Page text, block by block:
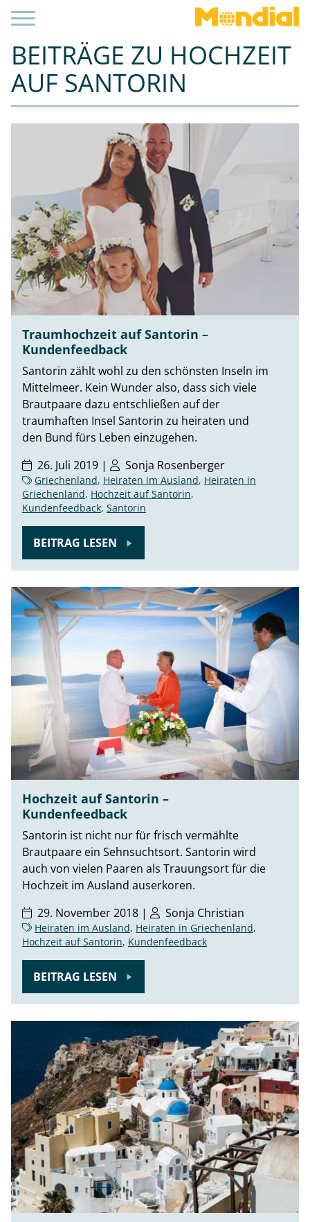
BEITRÄGE ZU HOCHZEIT
AUF SANTORIN
Traumhochzeit auf Santorin –
Kundenfeedback
Santorin zählt wohl zu den schönsten Inseln im
Mittelmeer. Kein Wunder also, dass sich viele
Brautpaare dazu entschließen auf der
traumhaften Insel Santorin zu heiraten und
den Bund fürs Leben einzugehen.
26. Juli 2019 |
Sonja Rosenberger
Griechenland, Heiraten im Ausland, Heiraten in
Griechenland, Hochzeit auf Santorin,
Kundenfeedback, Santorin
BEITRAG LESEN
Hochzeit auf Santorin –
Kundenfeedback
Santorin ist nicht nur für frisch vermählte
Brautpaare ein Sehnsuchtsort. Santorin wird
auch von vielen Paaren als Trauungsort für die
Hochzeit im Ausland auserkoren.
29. November 2018 |
Sonja Christian
Heiraten im Ausland, Heiraten in Griechenland,
Hochzeit auf Santorin, Kundenfeedback
BEITRAG LESEN